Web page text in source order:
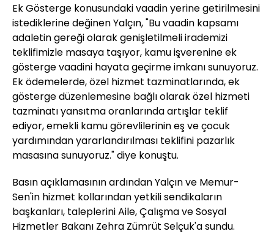
Ek Gösterge konusundaki vaadin yerine getirilmesini
istediklerine değinen Yalçın, "Bu vaadin kapsamı
adaletin gereği olarak genişletilmeli irademizi
teklifimizle masaya taşıyor, kamu işverenine ek
gösterge vaadini hayata geçirme imkanı sunuyoruz.
Ek ödemelerde, özel hizmet tazminatlarında, ek
gösterge düzenlemesine bağlı olarak özel hizmeti
tazminatı yansıtma oranlarında artışlar teklif
ediyor, emekli kamu görevlilerinin eş ve çocuk
yardımından yararlandırılması teklifini pazarlık
masasına sunuyoruz." diye konuştu.
Basın açıklamasının ardından Yalçın ve Memur-
Sen'in hizmet kollarından yetkili sendikaların
başkanları, taleplerini Aile, Çalışma ve Sosyal
Hizmetler Bakanı Zehra Zümrüt Selçuk'a sundu.